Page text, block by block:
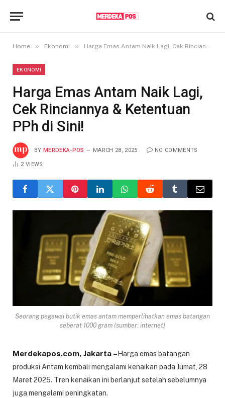
Home » Ekonomi » Harga Emas Antam Naik Lagi, Cek Rinciannya & Ketentuan PPh di Sini!
EKONOMI
Harga Emas Antam Naik Lagi,
Cek Rinciannya & Ketentuan
PPh di Sini!
BY MERDEKA-POS MARCH 28, 2025 NO COMMENTS
2VIEWS
Seorang pegawai butik emas antam memperlihatkan emas batangan
seberat 1000 gram (sumber: internet)
Merdekapos.com, Jakarta – Harga emas batangan
produksi Antam kembali mengalami kenaikan pada Jumat, 28
Maret 2025. Tren kenaikan ini berlanjut setelah sebelumnya
juga mengalami peningkatan.